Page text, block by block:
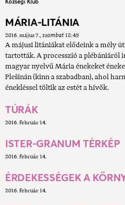
Községi Klub
MÁRIA-LITÁNIA
2016. május 7. szombat 18:45
A májusi litániákat elődeink a mély
tartották. A processzió a plébániáról
magyar nyelvű Mária énekeket
Plešinán (kinn a szabadban), ahol
énekléssel töltik az estét a hívők.
TÚRÁK
2016. február 14.
ISTER-GRANUM TÉRKÉP
2016. február 14.
ÉRDEKESSÉGEK A
2016. február 14.